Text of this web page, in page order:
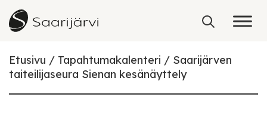
Skip to content
Etusivu Tapahtumakalenteri
Saarijärven
taiteilijaseura Sienan kesänäyttely